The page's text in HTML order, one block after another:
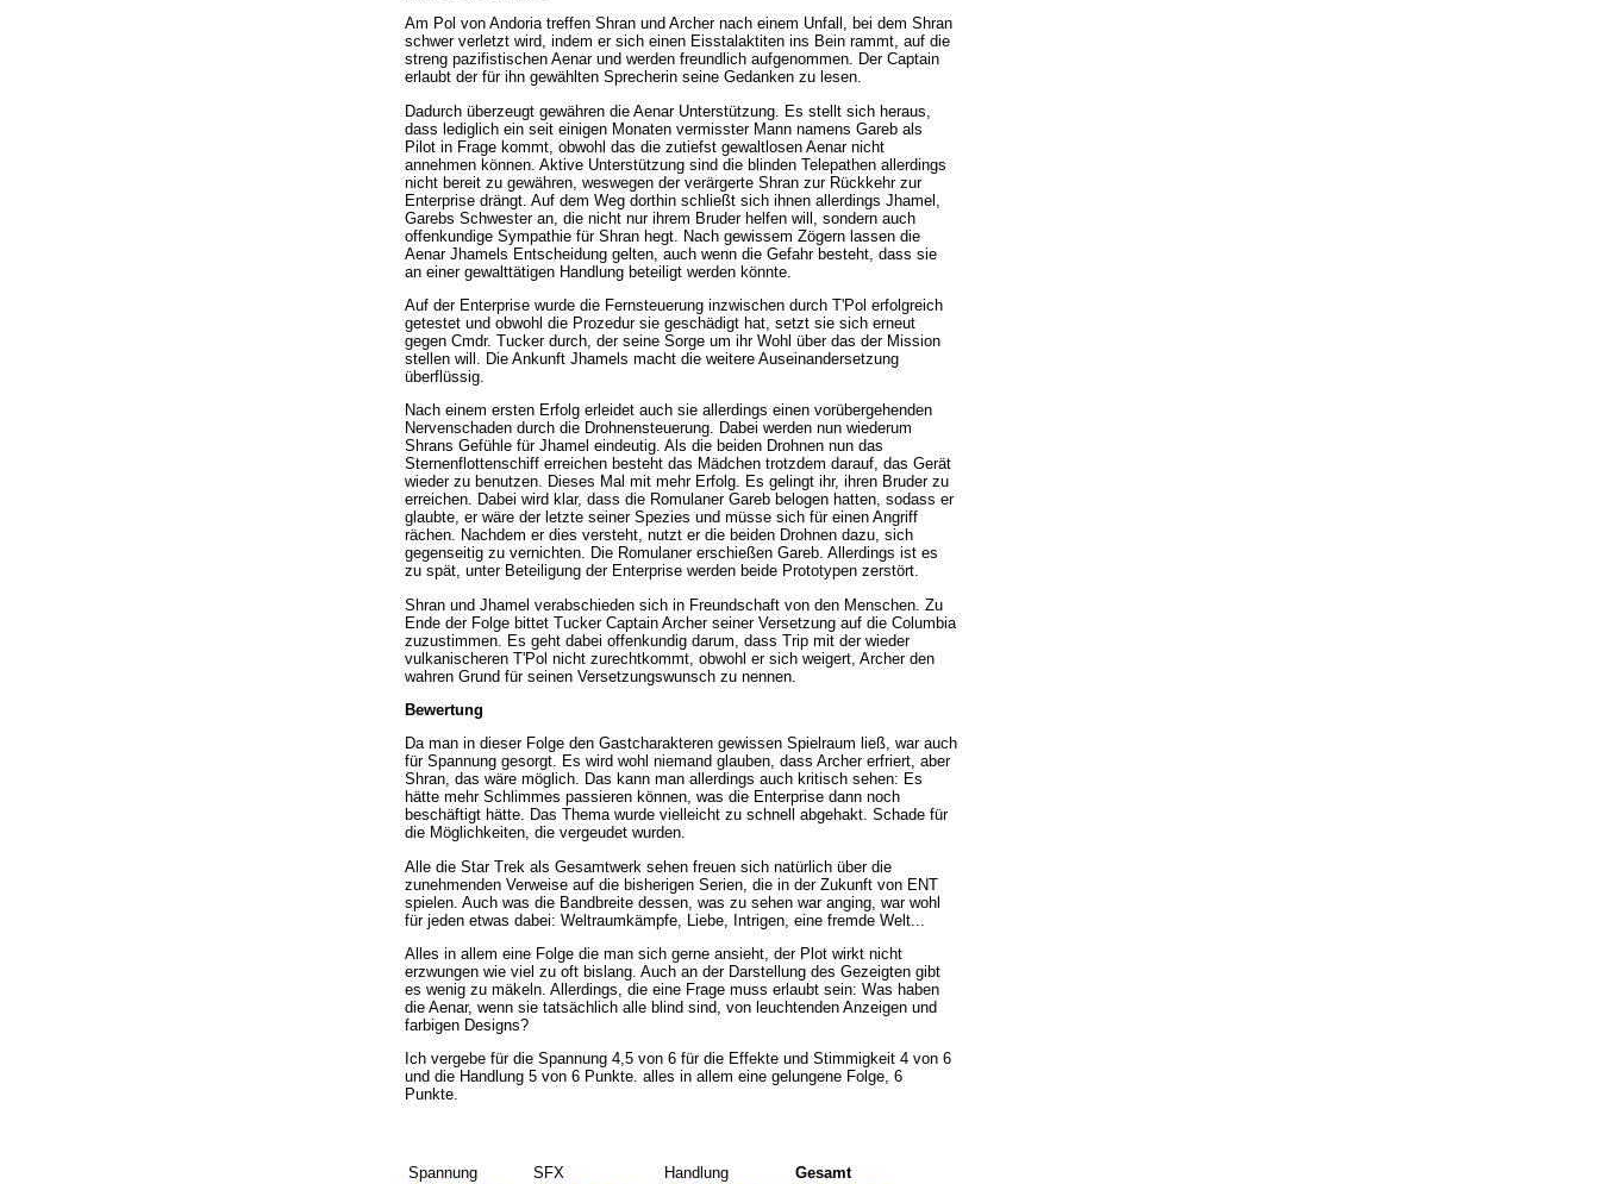
Am Pol von Andoria treffen Shran und Archer nach einem Unfall, bei dem Shran
schwer verletzt wird, indem er sich einen Eisstalaktiten ins Bein rammt, auf die
streng pazifistischen Aenar und werden freundlich aufgenommen. Der Captain
erlaubt der für ihn gewählten Sprecherin seine Gedanken zu lesen.
Dadurch überzeugt gewähren die Aenar Unterstützung. Es stellt sich heraus,
dass lediglich ein seit einigen Monaten vermisster Mann namens Gareb als
Pilot in Frage kommt, obwohl das die zutiefst gewaltlosen Aenar nicht
annehmen können. Aktive Unterstützung sind die blinden Telepathen allerdings
nicht bereit zu gewähren, weswegen der verärgerte Shran zur Rückkehr zur
Enterprise drängt. Auf dem Weg dorthin schließt sich ihnen allerdings Jhamel,
Garebs Schwester an, die nicht nur ihrem Bruder helfen will, sondern auch
offenkundige Sympathie für Shran hegt. Nach gewissem Zögern lassen die
Aenar Jhamels Entscheidung gelten, auch wenn die Gefahr besteht, dass sie
an einer gewalttätigen Handlung beteiligt werden könnte.
Auf der Enterprise wurde die Fernsteuerung inzwischen durch T'Pol erfolgreich
getestet und obwohl die Prozedur sie geschädigt hat, setzt sie sich erneut
gegen Cmdr. Tucker durch, der seine Sorge um ihr Wohl über das der Mission
stellen will. Die Ankunft Jhamels macht die weitere Auseinandersetzung
überflüssig.
Nach einem ersten Erfolg erleidet auch sie allerdings einen vorübergehenden
Nervenschaden durch die Drohnensteuerung. Dabei werden nun wiederum
Shrans Gefühle für Jhamel eindeutig. Als die beiden Drohnen nun das
Sternenflottenschiff erreichen besteht das Mädchen trotzdem darauf, das Gerät
wieder zu benutzen. Dieses Mal mit mehr Erfolg. Es gelingt ihr, ihren Bruder zu
erreichen. Dabei wird klar, dass die Romulaner Gareb belogen hatten, sodass er
glaubte, er wäre der letzte seiner Spezies und müsse sich für einen Angriff
rächen. Nachdem er dies versteht, nutzt er die beiden Drohnen dazu, sich
gegenseitig zu vernichten. Die Romulaner erschießen Gareb. Allerdings ist es
zu spät, unter Beteiligung der Enterprise werden beide Prototypen zerstört.
Shran und Jhamel verabschieden sich in Freundschaft von den Menschen. Zu
Ende der Folge bittet Tucker Captain Archer seiner Versetzung auf die Columbia
zuzustimmen. Es geht dabei offenkundig darum, dass Trip mit der wieder
vulkanischeren T'Pol nicht zurechtkommt, obwohl er sich weigert, Archer den
wahren Grund für seinen Versetzungswunsch zu nennen.
Bewertung
Da man in dieser Folge den Gastcharakteren gewissen Spielraum ließ, war auch
für Spannung gesorgt. Es wird wohl niemand glauben, dass Archer erfriert, aber
Shran, das wäre möglich. Das kann man allerdings auch kritisch sehen: Es
hätte mehr Schlimmes passieren können, was die Enterprise dann noch
beschäftigt hätte. Das Thema wurde vielleicht zu schnell abgehakt. Schade für
die Möglichkeiten, die vergeudet wurden.
Alle die Star Trek als Gesamtwerk sehen freuen sich natürlich über die
zunehmenden Verweise auf die bisherigen Serien, die in der Zukunft von ENT
spielen. Auch was die Bandbreite dessen, was zu sehen war anging, war wohl
für jeden etwas dabei: Weltraumkämpfe, Liebe, Intrigen, eine fremde Welt...
Alles in allem eine Folge die man sich gerne ansieht, der Plot wirkt nicht
erzwungen wie viel zu oft bislang. Auch an der Darstellung des Gezeigten gibt
es wenig zu mäkeln. Allerdings, die eine Frage muss erlaubt sein: Was haben
die Aenar, wenn sie tatsächlich alle blind sind, von leuchtenden Anzeigen und
farbigen Designs?
Ich vergebe für die Spannung 4,5 von 6 für die Effekte und Stimmigkeit 4 von 6
und die Handlung 5 von 6 Punkte. alles in allem eine gelungene Folge, 6
Punkte.
Spannung SFX Handlung Gesamt